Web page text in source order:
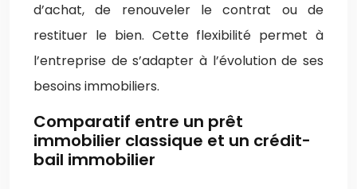
d’achat, de renouveler le contrat ou de
restituer le bien. Cette flexibilité permet à
l’entreprise de s’adapter à l’évolution de ses
besoins immobiliers.
Comparatif entre un prêt
immobilier classique et un crédit-
bail immobilier